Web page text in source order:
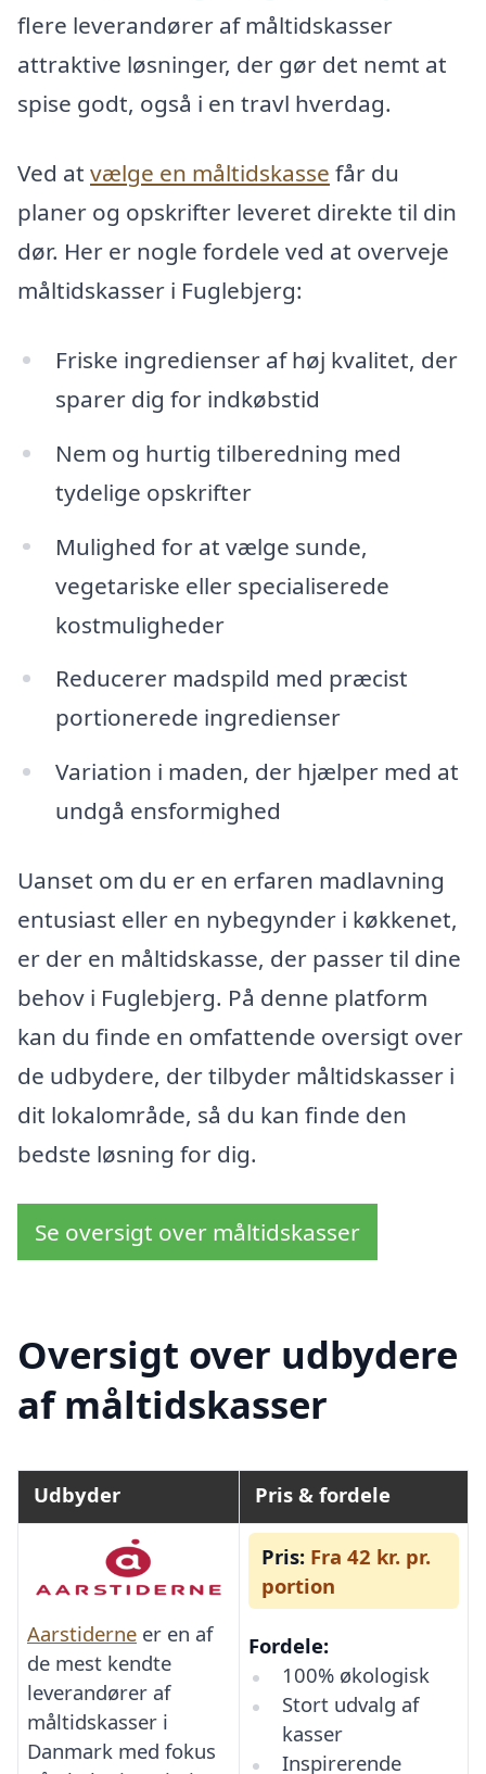
flere leverandører af måltidskasser
attraktive løsninger, der gør det nemt at
spise godt, også i en travl hverdag.
Ved at vælge en måltidskasse får du
planer og opskrifter leveret direkte til din
dør. Her er nogle fordele ved at overveje
måltidskasser i Fuglebjerg:
Friske ingredienser af høj kvalitet, der
sparer dig for indkøbstid
Nem og hurtig tilberedning med
tydelige opskrifter
Mulighed for at vælge sunde,
vegetariske eller specialiserede
kostmuligheder
Reducerer madspild med præcist
portionerede ingredienser
Variation i maden, der hjælper med at
undgå ensformighed
Uanset om du er en erfaren madlavning
entusiast eller en nybegynder i køkkenet,
er der en måltidskasse, der passer til dine
behov i Fuglebjerg. På denne platform
kan du finde en omfattende oversigt over
de udbydere, der tilbyder måltidskasser i
dit lokalområde, så du kan finde den
bedste løsning for dig.
Se oversigt over måltidskasser
Oversigt over udbydere
af måltidskasser
Udbyder Pris & fordele
Aarstiderne er en af
de mest kendte
leverandører af
måltidskasser i
Danmark med fokus
Pris: Fra 42 kr. pr.
portion
Fordele:
100% økologisk
Stort udvalg af
kasser
Inspirerende